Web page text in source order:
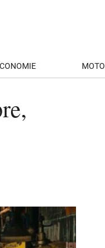
MOTO